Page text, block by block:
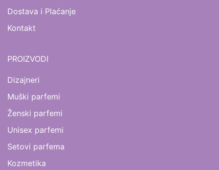
Dostava i Plaćanje
Kontakt
PROIZVODI
Dizajneri
Muški parfemi
Ženski parfemi
Unisex parfemi
Setovi parfema
Kozmetika